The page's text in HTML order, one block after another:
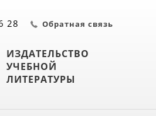
ИЗДАТЕЛЬСТВО
УЧЕБНОЙ
ЛИТЕРАТУРЫ
28 Обратная связь